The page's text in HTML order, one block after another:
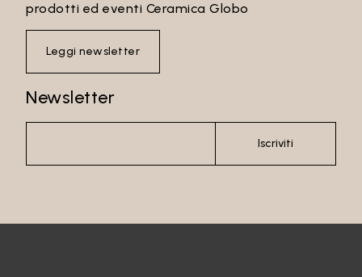
prodotti ed eventi Ceramica Globo
Leggi newsletter
Newsletter
Iscriviti